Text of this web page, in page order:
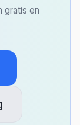
gratis en